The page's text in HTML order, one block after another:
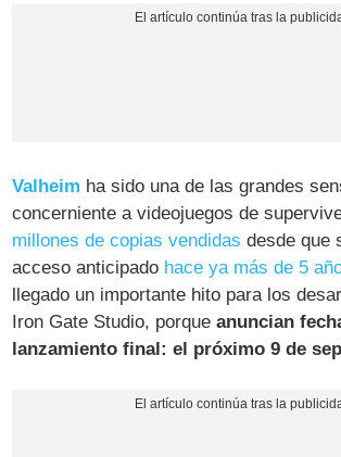
Valheim ha sido una de las grandes
concerniente a videojuegos de
millones de copias vendidas desde que
acceso anticipado hace ya más de 5
llegado un importante hito para los
Iron Gate Studio, porqueanuncian
lanzamiento final: el próximo 9 de